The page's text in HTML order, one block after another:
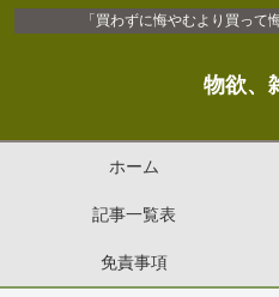
「買わずに悔やむより買っ
物欲、
ホーム
記事一覧表
免責事項